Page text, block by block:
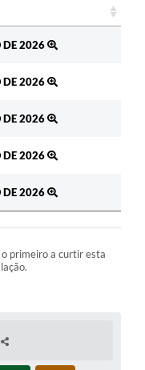
DE 2026
DE 2026
DE 2026
DE 2026
DE 2026
o primeiro a curtir esta